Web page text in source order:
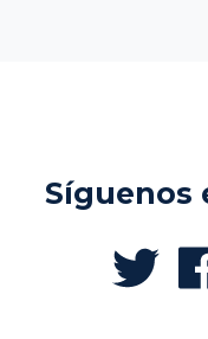
Síguenos